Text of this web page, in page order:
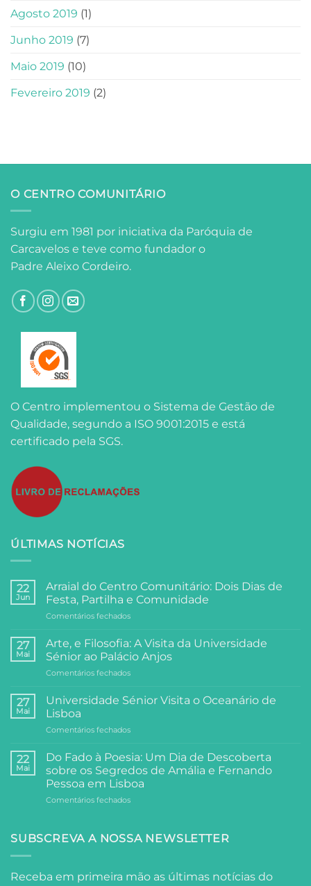
Agosto 2019 (1)
Junho 2019 (7)
Maio 2019 (10)
Fevereiro 2019 (2)
O CENTRO COMUNITÁRIO
Surgiu em 1981 por iniciativa da Paróquia de
Carcavelos e teve como fundador o
Padre Aleixo Cordeiro.
O Centro implementou o Sistema de Gestão de
Qualidade, segundo a ISO 9001:2015 e está
certificado pela SGS.
ÚLTIMAS NOTÍCIAS
22
Jun
Arraial do Centro Comunitário: Dois Dias de
Festa, Partilha e Comunidade
Comentários fechadosem
do
Centro
Comunitário:
Dois
de
e
27
Mai
Arte, e Filosofia: A Visita da Universidade
Sénior ao Palácio Anjos
Comentários fechadosem
e
Visita
Universidade
Sénior
Palácio
Anjos
27
Mai
Universidade Sénior Visita o Oceanário de
Lisboa
Comentários fechadosem
Sénior
Visita
o
Oceanário
de
22
Mai
Do Fado à Poesia: Um Dia de Descoberta
sobre os Segredos de Amália e Fernando
Pessoa em Lisboa
Comentários fechadosem
à
Dia
de
SUBSCREVA A NOSSA NEWSLETTER
Receba em primeira mão as últimas notícias do